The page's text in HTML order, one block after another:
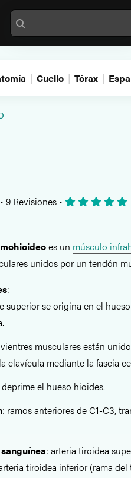
Cuello Tórax
• 9 Revisiones •
es un músculo
unidos por un tendón
:
superior se origina en el
musculares están
clavícula mediante la fascia
deprime el hueso hioides.
: ramos anteriores de C1-C3,
: arteria tiroidea
tiroidea inferior (rama